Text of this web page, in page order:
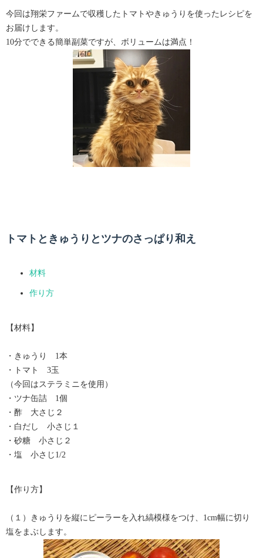
今回は翔栄ファームで収穫したトマトやきゅうりを使ったレシピを
お届けします。
10分でできる簡単副菜ですが、ボリュームは満点！
トマトときゅうりとツナのさっぱり和え
材料
作り方
【材料】
・きゅうり 1本
・トマト 3玉
（今回はステラミニを使用）
・ツナ缶詰 1個
・酢 大さじ２
・白だし 小さじ１
・砂糖 小さじ２
・塩 小さじ1/2
【作り方】
（１）
きゅうりを縦にピーラーを入れ縞模様をつけ、1cm幅に切り
塩をまぶします。